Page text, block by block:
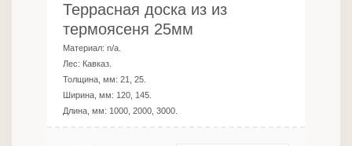
Террасная доска из из
термоясеня 25мм
Материал: n/a
Лес: Кавказ
Толщина, мм: 21, 25
Ширина, мм: 120, 145
Длина, мм: 1000, 2000, 3000